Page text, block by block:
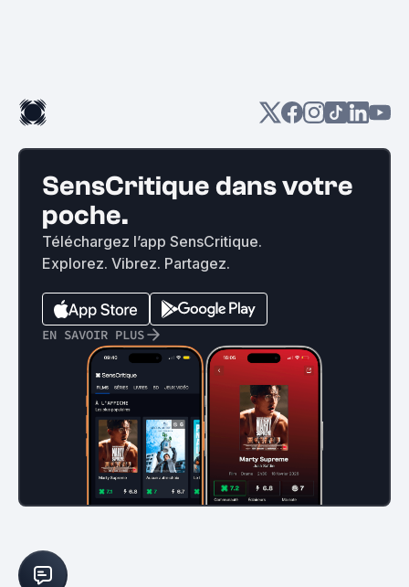
SensCritique dans votre
poche.
Téléchargez l’app SensCritique.
Explorez. Vibrez. Partagez.
EN SAVOIR PLUS